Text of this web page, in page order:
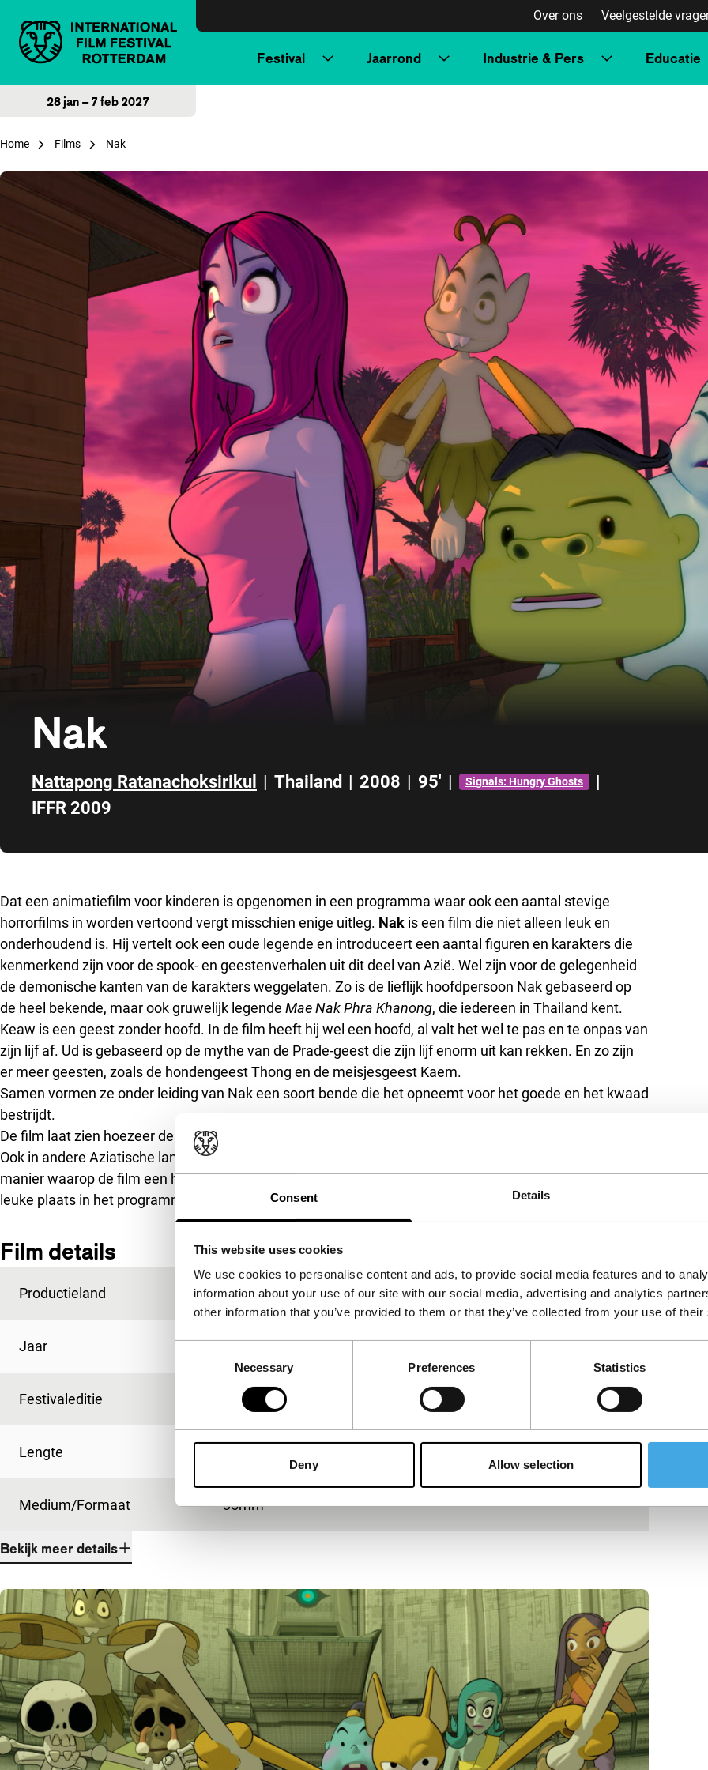
Consent Details
This website uses cookies
We use cookies to personalise content and ads, to provide social media features and to
information about your use of our site with our social media, advertising and analytics
other information that you’ve provided to them or that they’ve collected from your use of
Necessary Preferences Statistics
Deny Allow selection
Over ons Veelgestelde
Festival Jaarrond Industrie & Pers Educatie
28 jan – 7 feb 2027
Home Films Nak
Nak
Nattapong Ratanachoksirikul | Thailand | 2008 | 95' | Signals: Hungry Ghosts
|
IFFR 2009
Dat een animatiefilm voor kinderen is opgenomen in een programma waar ook een aantal stevige
horrorfilms in worden vertoond vergt misschien enige uitleg. Nak is een film die niet alleen leuk en
onderhoudend is. Hij vertelt ook een oude legende en introduceert een aantal figuren en karakters die
kenmerkend zijn voor de spook- en geestenverhalen uit dit deel van Azië. Wel zijn voor de gelegenheid
de demonische kanten van de karakters weggelaten. Zo is de lieflijk hoofdpersoon Nak gebaseerd op
de heel bekende, maar ook gruwelijk legende Mae Nak Phra Khanong, die iedereen in Thailand kent.
Keaw is een geest zonder hoofd. In de film heeft hij wel een hoofd, al valt het wel te pas en te onpas van
zijn lijf af. Ud is gebaseerd op de mythe van de Prade-geest die zijn lijf enorm uit kan rekken. En zo zijn
er meer geesten, zoals de hondengeest Thong en de meisjesgeest Kaem.
Samen vormen ze onder leiding van Nak een soort bende die het opneemt voor het goede en het kwaad
bestrijdt.
De film laat zien hoezeer de geestenverhalen behoren tot de algemene kennis van de toeschouwers.
Ook in andere Aziatische landen dan Thailand zou een film als deze denkbaar zijn. Door de leerzame
manier waarop de film een hele familie aan geesten introduceert neemt de film een nuttige, maar ook
leuke plaats in het programma in.
Film details
Productieland Thailand
Jaar 2008
Festivaleditie IFFR 2009
Lengte
Medium/Formaat 35mm
Bekijk meer details